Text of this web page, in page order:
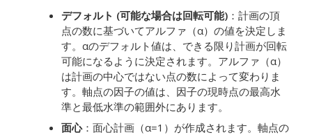
デフォルト (可能な場合は回転可能) ：計画の頂
点の数に基づいてアルファ（α）の値を決定しま
す。αのデフォルト値は、できる限り計画が回転
可能になるように決定されます。アルファ（α）
は計画の中心ではない点の数によって変わりま
す。軸点の因子の値は、因子の現時点の最高水
準と最低水準の範囲外にあります。
面心：面心計画（α=1）が作成されます。軸点の